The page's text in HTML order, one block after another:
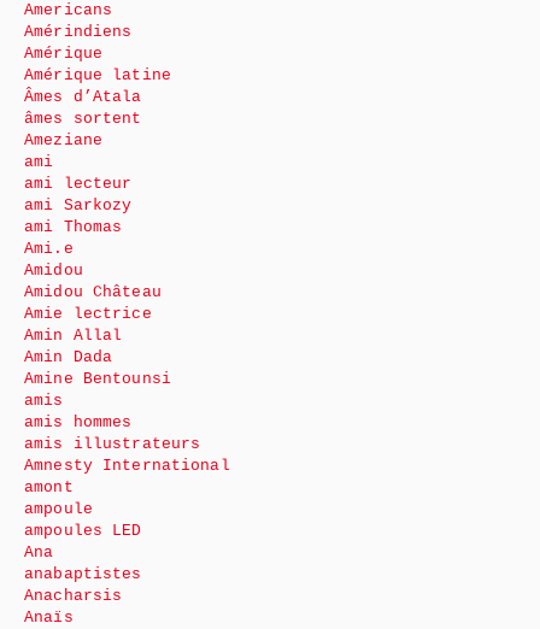
Americans
Amérindiens
Amérique
Amérique latine
Âmes d’Atala
âmes sortent
Ameziane
ami
ami lecteur
ami Sarkozy
ami Thomas
Ami.e
Amidou
Amidou Château
Amie lectrice
Amin Allal
Amin Dada
Amine Bentounsi
amis
amis hommes
amis illustrateurs
Amnesty International
amont
ampoule
ampoules LED
Ana
anabaptistes
Anacharsis
Anaïs